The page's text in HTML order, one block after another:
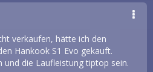
verkaufen, hätte ich den
Hankook S1 Evo gekauft.
und die Laufleistung tiptop sein.